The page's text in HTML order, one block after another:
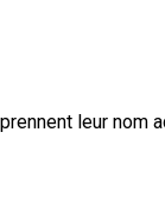
leur nom